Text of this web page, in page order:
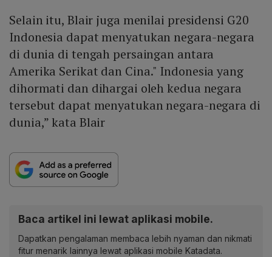
Selain itu, Blair juga menilai presidensi G20
Indonesia dapat menyatukan negara-negara
di dunia di tengah persaingan antara
Amerika Serikat dan Cina." Indonesia yang
dihormati dan dihargai oleh kedua negara
tersebut dapat menyatukan negara-negara di
dunia,” kata Blair
Baca artikel ini lewat aplikasi mobile.
Dapatkan pengalaman membaca lebih nyaman dan nikmati
fitur menarik lainnya lewat aplikasi mobile Katadata.